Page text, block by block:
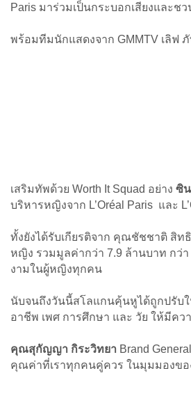
Paris มาร่วมเป็นกระบอกเสียงและ
พร้อมทีมนักแสดงจาก GMMTV เลิฟ
เสริมทัพด้วย Worth It Squad อย่าง ซิ
บริหารหญิงจาก L’Oréal Paris และ
ทั้งยังได้รับเกียรติจาก คุณชัชชาติ สิท
หญิง รวมมูลค่ากว่า 7.9 ล้านบาท กว่
งามในผู้หญิงทุกคน
นับจนถึงวันนี้สโลแกนคุ้นหูได้ถูกปรับ
อาชีพ เพศ การศึกษา และ วัย ให้มีค
คุณสุกัญญา กิระวิทยา Brand
คุณค่าที่เราทุกคนคู่ควร ในมุมมองขอ